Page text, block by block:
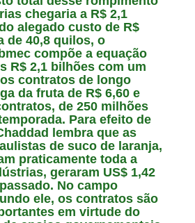
chegaria a R$ 2,1
alegado custo de R$
de 40,8 quilos, o
compõe a equação
R$ 2,1 bilhões com um
contratos de longo
da fruta de R$ 6,60 e
de 250 milhões
Para efeito de
lembra que as
de suco de laranja,
praticamente toda a
geraram US$ 1,42
No campo
ele, os contratos são
em virtude do